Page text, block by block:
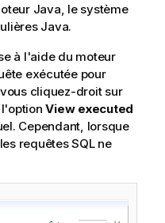
Java, le système
Java.
à l'aide du moteur
exécutée pour
cliquez-droit sur
l'optionView executed
Cependant, lorsque
requêtes SQL ne